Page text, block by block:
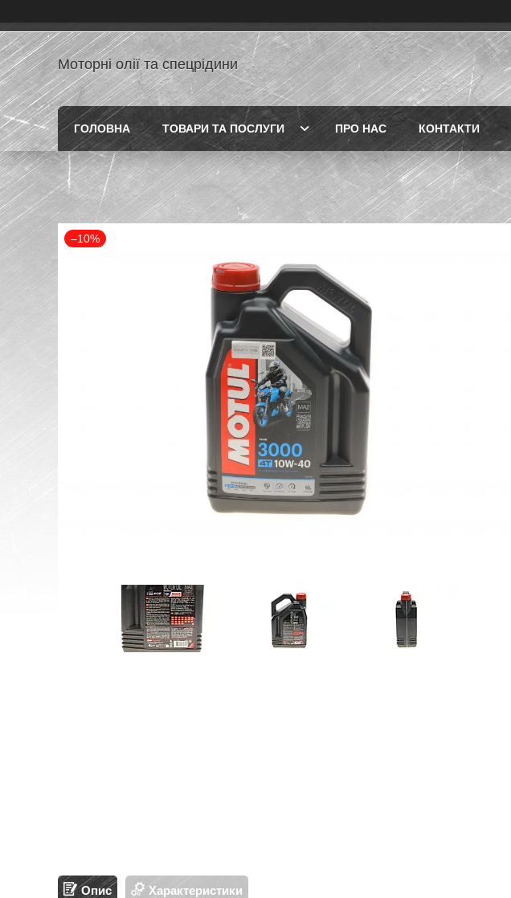
Моторні олії та спецрідини
ГОЛОВНА ТОВАРИ ТА ПОСЛУГИ ПРО НАС КОНТАКТИ
–10%
Опис Характеристики